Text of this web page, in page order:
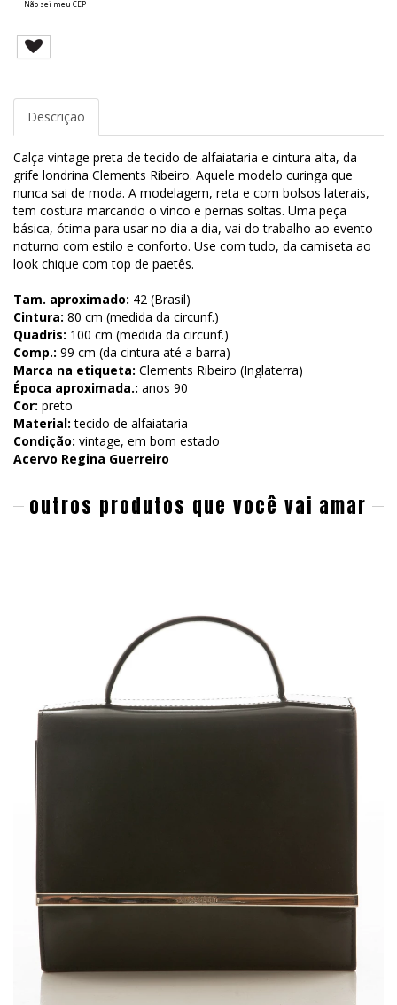
Não sei meu CEP
Descrição
Calça vintage preta de tecido de alfaiataria e cintura alta, da
grife londrina Clements Ribeiro. Aquele modelo curinga que
nunca sai de moda. A modelagem, reta e com bolsos laterais,
tem costura marcando o vinco e pernas soltas. Uma peça
básica, ótima para usar no dia a dia, vai do trabalho ao evento
noturno com estilo e conforto. Use com tudo, da camiseta ao
look chique com top de paetês.
Tam. aproximado: 42 (Brasil)
Cintura: 80 cm (medida da circunf.)
Quadris: 100 cm (medida da circunf.)
Comp.: 99 cm (da cintura até a barra)
Marca na etiqueta: Clements Ribeiro (Inglaterra)
Época aproximada.: anos 90
Cor: preto
Material: tecido de alfaiataria
Condição: vintage, em bom estado
Acervo Regina Guerreiro
outros produtos que você vai amar